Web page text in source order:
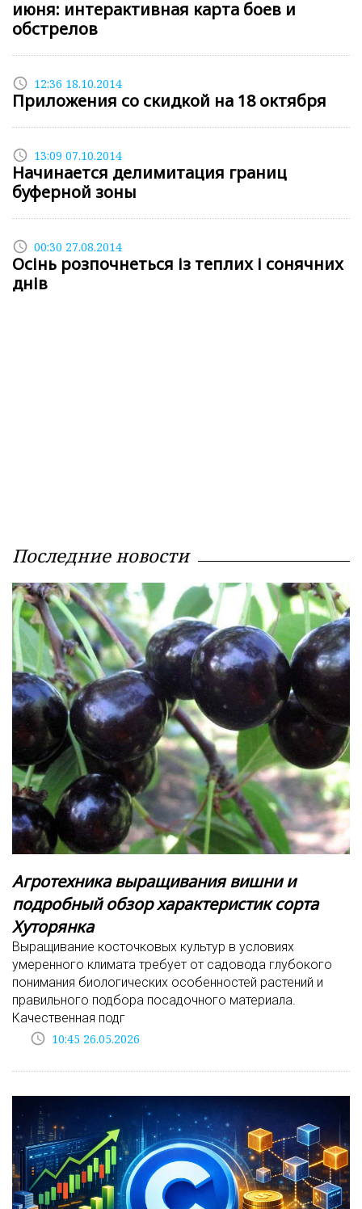
июня: интерактивная карта боев и
обстрелов
access_time 12:36 18.10.2014
Приложения со скидкой на 18 октября
access_time 13:09 07.10.2014
Начинается делимитация границ
буферной зоны
access_time 00:30 27.08.2014
Осінь розпочнеться із теплих і сонячних
днів
Последние новости
Агротехника выращивания вишни и
подробный обзор характеристик сорта
Хуторянка
Выращивание косточковых культур в условиях
умеренного климата требует от садовода глубокого
понимания биологических особенностей растений и
правильного подбора посадочного материала.
Качественная подг
access_time 10:45 26.05.2026